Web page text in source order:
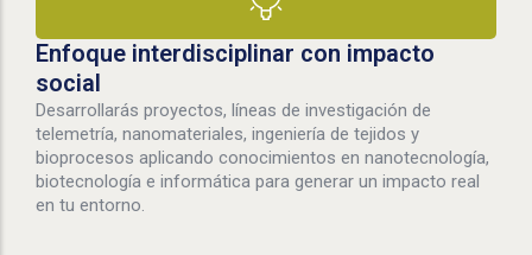
Enfoque interdisciplinar con impacto
social
Desarrollarás proyectos, líneas de investigación de
telemetría, nanomateriales, ingeniería de tejidos y
bioprocesos aplicando conocimientos en nanotecnología,
biotecnología e informática para generar un impacto real
en tu entorno.